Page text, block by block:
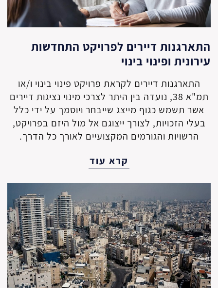
התארגנות דיירים לפרויקט התחדשות
עירונית ופינוי בינוי
התארגנות דיירים לקראת פרויקט פינוי בינוי ו/או
תמ"א 38, נועדה בין היתר לצרכי מינוי נציגות דיירים
אשר תשמש כגוף מייצג שייבחר ויוסמך על ידי כלל
בעלי הזכויות, לצורך ייצוגם אל מול היזם בפרויקט,
הרשויות והגורמים המקצועיים לאורך כל הדרך.
קרא עוד